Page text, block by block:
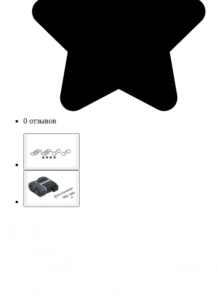
0 отзывов